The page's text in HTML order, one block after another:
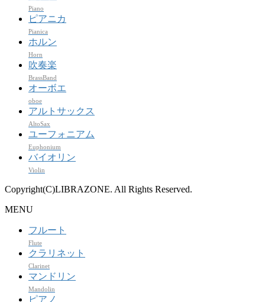
Piano
ピアニカ
Pianica
ホルン
Horn
吹奏楽
BrassBand
オーボエ
oboe
アルトサックス
AltoSax
ユーフォニアム
Euphonium
バイオリン
Violin
Copyright(C)LIBRAZONE. All Rights Reserved.
MENU
フルート
Flute
クラリネット
Clarinet
マンドリン
Mandolin
ピアノ